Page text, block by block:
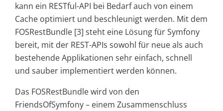
kann ein RESTful-API bei Bedarf auch von einem
Cache optimiert und beschleunigt werden. Mit dem
FOSRestBundle [3] steht eine Lösung für Symfony
bereit, mit der REST-APIs sowohl für neue als auch
bestehende Applikationen sehr einfach, schnell
und sauber implementiert werden können.
Das FOSRestBundle wird von den
FriendsOfSymfony – einem Zusammenschluss